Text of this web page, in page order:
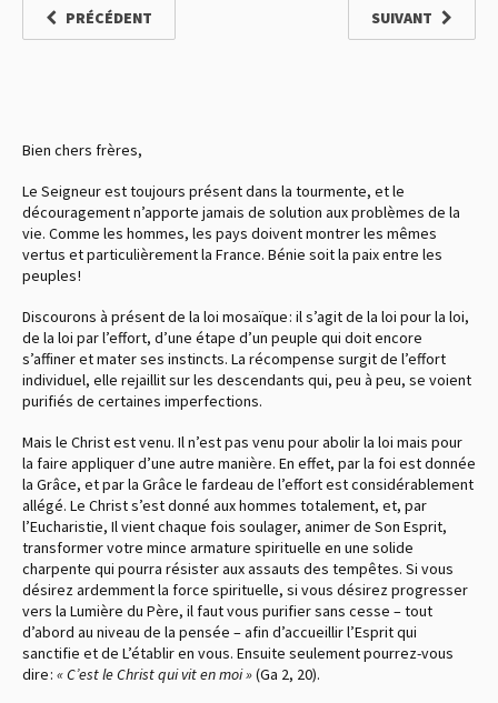
PRÉCÉDENT SUIVANT
Bien chers frères,
Le Seigneur est toujours présent dans la tourmente, et le
découragement n’apporte jamais de solution aux problèmes de la
vie. Comme les hommes, les pays doivent montrer les mêmes
vertus et particulièrement la France. Bénie soit la paix entre les
peuples !
Discourons à présent de la loi mosaïque : il s’agit de la loi pour la loi,
de la loi par l’effort, d’une étape d’un peuple qui doit encore
s’affiner et mater ses instincts. La récompense surgit de l’effort
individuel, elle rejaillit sur les descendants qui, peu à peu, se voient
purifiés de certaines imperfections.
Mais le Christ est venu. Il n’est pas venu pour abolir la loi mais pour
la faire appliquer d’une autre manière. En effet, par la foi est donnée
la Grâce, et par la Grâce le fardeau de l’effort est considérablement
allégé. Le Christ s’est donné aux hommes totalement, et, par
l’Eucharistie, Il vient chaque fois soulager, animer de Son Esprit,
transformer votre mince armature spirituelle en une solide
charpente qui pourra résister aux assauts des tempêtes. Si vous
désirez ardemment la force spirituelle, si vous désirez progresser
vers la Lumière du Père, il faut vous purifier sans cesse – tout
d’abord au niveau de la pensée – afin d’accueillir l’Esprit qui
sanctifie et de L’établir en vous. Ensuite seulement pourrez-vous
dire : « C’est le Christ qui vit en moi »(Ga 2, 20).